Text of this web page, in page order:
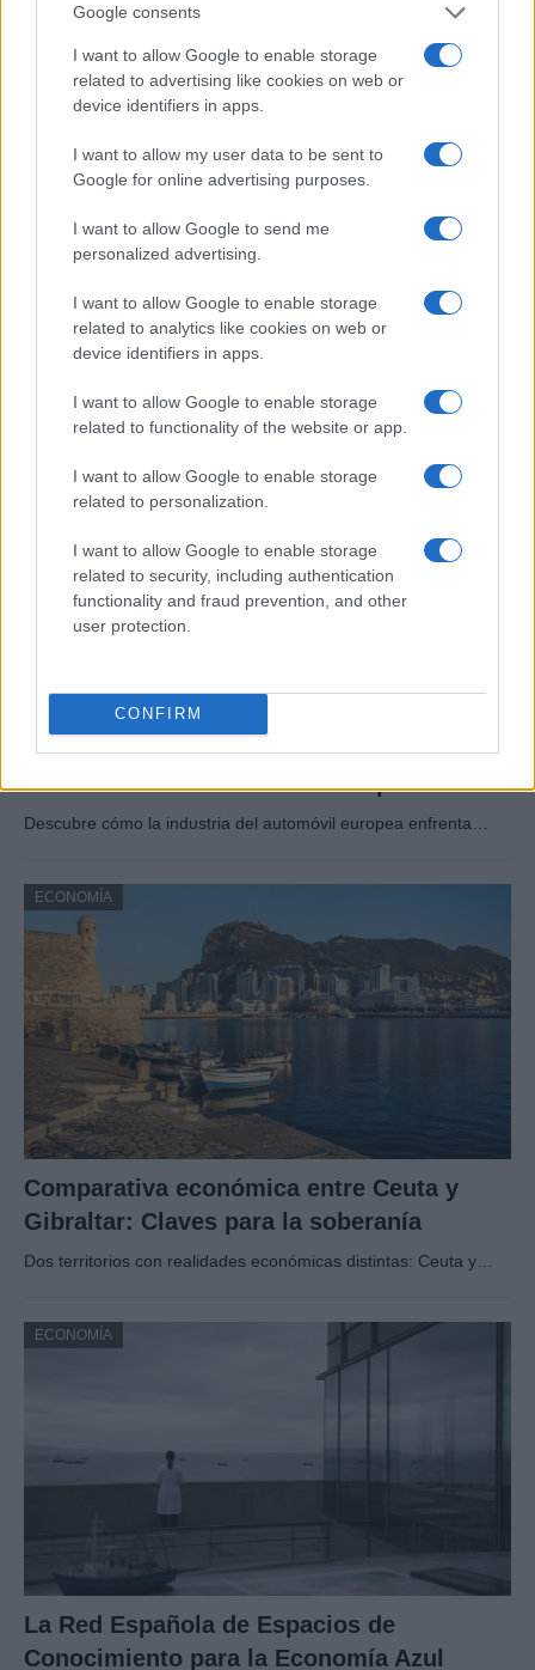
Google consents
I want to allow Google to enable storage
related to advertising like cookies on web or
device identifiers in apps.
I want to allow my user data to be sent to
Google for online advertising purposes.
I want to allow Google to send me
personalized advertising.
I want to allow Google to enable storage
related to analytics like cookies on web or
device identifiers in apps.
I want to allow Google to enable storage
related to functionality of the website or app.
I want to allow Google to enable storage
related to personalization.
I want to allow Google to enable storage
related to security, including authentication
functionality and fraud prevention, and other
user protection.
CONFIRM
equipajes en Madrid, Barcelona y otros
aeropuertos
Huelga de Groundforce en 12 aeropuertos; conoce quiénes…
Electrificación, normativa y competencia
en la industria automotriz europea
Descubre cómo la industria del automóvil europea enfrenta…
ECONOMÍA
Comparativa económica entre Ceuta y
Gibraltar: Claves para la soberanía
Dos territorios con realidades económicas distintas: Ceuta y…
ECONOMÍA
La Red Española de Espacios de
Conocimiento para la Economía Azul